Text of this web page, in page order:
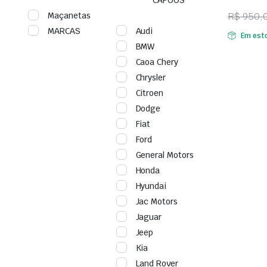
R$
O
preço
O
preço
Em
Maçanetas
MARCAS
Audi
BMW
Caoa Chery
Chrysler
Citroen
Dodge
Fiat
Ford
General Motors
Honda
Hyundai
Jac Motors
Jaguar
Jeep
Kia
Land Rover